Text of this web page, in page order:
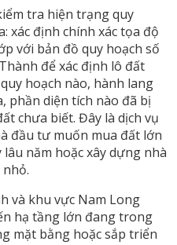
tra hiện trạng quy
xác định chính xác tọa độ
với bản đồ quy hoạch số
để xác định lô đất
hoạch nào, hành lang
phần diện tích nào đã bị
chưa biết. Đây là dịch vụ
đầu tư muốn mua đất lớn
năm hoặc xây dựng nhà
và khu vực Nam Long
hạ tầng lớn đang trong
mặt bằng hoặc sắp triển